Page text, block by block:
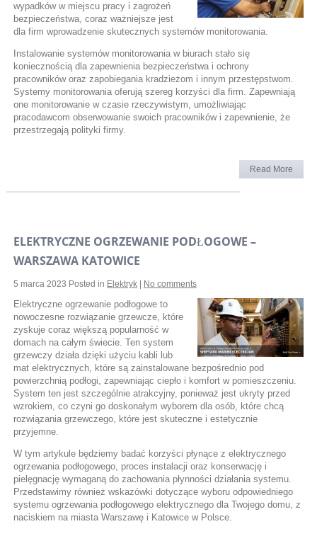
wypadków w miejscu pracy i zagrożeń
bezpieczeństwa, coraz ważniejsze jest
dla firm wprowadzenie skutecznych systemów monitorowania.
Instalowanie systemów monitorowania w biurach stało się
koniecznością dla zapewnienia bezpieczeństwa i ochrony
pracowników oraz zapobiegania kradzieżom i innym przestępstwom.
Systemy monitorowania oferują szereg korzyści dla firm. Zapewniają
one monitorowanie w czasie rzeczywistym, umożliwiając
pracodawcom obserwowanie swoich pracowników i zapewnienie, że
przestrzegają polityki firmy.
Read More
ELEKTRYCZNE OGRZEWANIE PODŁOGOWE –
WARSZAWA KATOWICE
5 marca 2023 Posted in Elektryk| No comments
Elektryczne ogrzewanie podłogowe to
nowoczesne rozwiązanie grzewcze, które
zyskuje coraz większą popularność w
domach na całym świecie. Ten system
grzewczy działa dzięki użyciu kabli lub
mat elektrycznych, które są zainstalowane bezpośrednio pod
powierzchnią podłogi, zapewniając ciepło i komfort w pomieszczeniu.
System ten jest szczególnie atrakcyjny, ponieważ jest ukryty przed
wzrokiem, co czyni go doskonałym wyborem dla osób, które chcą
rozwiązania grzewczego, które jest skuteczne i estetycznie
przyjemne.
W tym artykule będziemy badać korzyści płynące z elektrycznego
ogrzewania podłogowego, proces instalacji oraz konserwację i
pielęgnację wymaganą do zachowania płynności działania systemu.
Przedstawimy również wskazówki dotyczące wyboru odpowiedniego
systemu ogrzewania podłogowego elektrycznego dla Twojego domu, z
naciskiem na miasta Warszawę i Katowice w Polsce.